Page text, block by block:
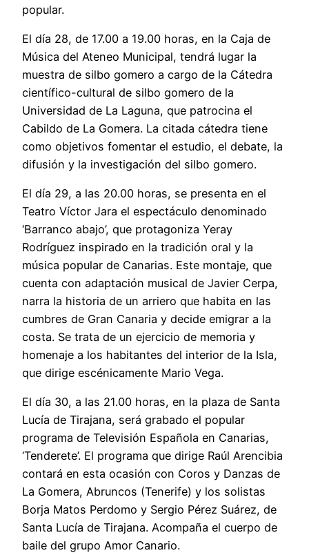
popular.
El día 28, de 17.00 a 19.00 horas, en la Caja de
Música del Ateneo Municipal, tendrá lugar la
muestra de silbo gomero a cargo de la Cátedra
científico-cultural de silbo gomero de la
Universidad de La Laguna, que patrocina el
Cabildo de La Gomera. La citada cátedra tiene
como objetivos fomentar el estudio, el debate, la
difusión y la investigación del silbo gomero.
El día 29, a las 20.00 horas, se presenta en el
Teatro Víctor Jara el espectáculo denominado
‘Barranco abajo’, que protagoniza Yeray
Rodríguez inspirado en la tradición oral y la
música popular de Canarias. Este montaje, que
cuenta con adaptación musical de Javier Cerpa,
narra la historia de un arriero que habita en las
cumbres de Gran Canaria y decide emigrar a la
costa. Se trata de un ejercicio de memoria y
homenaje a los habitantes del interior de la Isla,
que dirige escénicamente Mario Vega.
El día 30, a las 21.00 horas, en la plaza de Santa
Lucía de Tirajana, será grabado el popular
programa de Televisión Española en Canarias,
‘Tenderete’. El programa que dirige Raúl Arencibia
contará en esta ocasión con Coros y Danzas de
La Gomera, Abruncos (Tenerife) y los solistas
Borja Matos Perdomo y Sergio Pérez Suárez, de
Santa Lucía de Tirajana. Acompaña el cuerpo de
baile del grupo Amor Canario.